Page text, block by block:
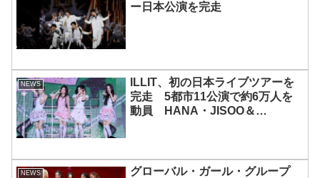
ー日本公演を完走
NEWS
ILLIT、初の日本ライブツアーを
完走 5都市11公演で約6万人を
動員 HANA・JISOO＆
NEWS
グローバル・ガール・グループ